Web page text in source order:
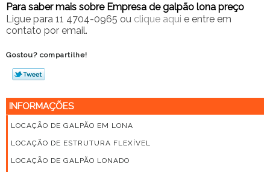
Para saber mais sobre Empresa de galpão lona preço
Ligue para 11 4704-0965 ou clique aqui e entre em
contato por email.
Gostou? compartilhe!
INFORMAÇÕES
LOCAÇÃO DE GALPÃO EM LONA
LOCAÇÃO DE ESTRUTURA FLEXÍVEL
LOCAÇÃO DE GALPÃO LONADO